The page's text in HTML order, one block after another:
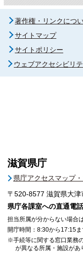
著作権・リンクにつ
サイトマップ
サイトポリシー
ウェブアクセシビリ
滋賀県庁
県庁アクセスマップ
〒520-8577 滋賀県大
県庁各課室への直通電
担当所属が分からない場合
開庁時間：8:30から17:15
※手続等に関する窓口業務
が異なる所属・施設があ